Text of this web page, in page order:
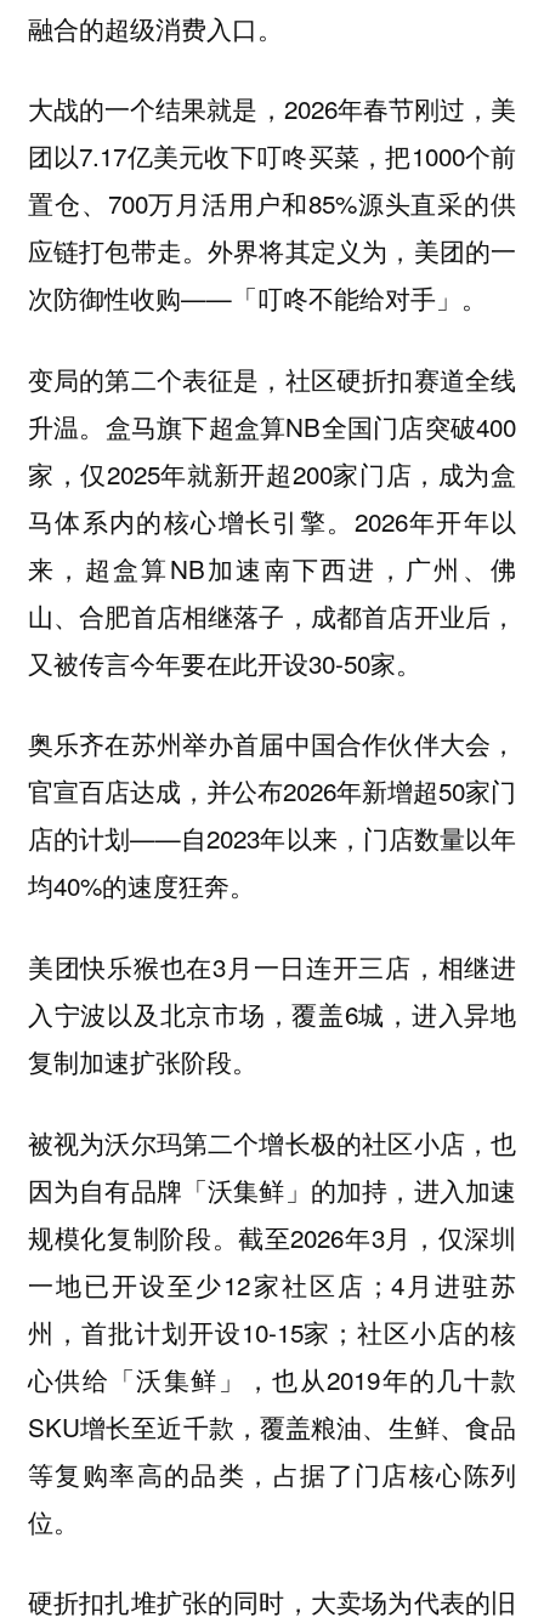
融合的超级消费入口。
大战的一个结果就是，2026年春节刚过，美
团以7.17亿美元收下叮咚买菜，把1000个前
置仓、700万月活用户和85%源头直采的供
应链打包带走。外界将其定义为，美团的一
次防御性收购——「叮咚不能给对手」。
变局的第二个表征是，社区硬折扣赛道全线
升温。盒马旗下超盒算NB全国门店突破400
家，仅2025年就新开超200家门店，成为盒
马体系内的核心增长引擎。2026年开年以
来，超盒算NB加速南下西进，广州、佛
山、合肥首店相继落子，成都首店开业后，
又被传言今年要在此开设30-50家。
奥乐齐在苏州举办首届中国合作伙伴大会，
官宣百店达成，并公布2026年新增超50家门
店的计划——自2023年以来，门店数量以年
均40%的速度狂奔。
美团快乐猴也在3月一日连开三店，相继进
入宁波以及北京市场，覆盖6城，进入异地
复制加速扩张阶段。
被视为沃尔玛第二个增长极的社区小店，也
因为自有品牌「沃集鲜」的加持，进入加速
规模化复制阶段。截至2026年3月，仅深圳
一地已开设至少12家社区店；4月进驻苏
州，首批计划开设10-15家；社区小店的核
心供给「沃集鲜」，也从2019年的几十款
SKU增长至近千款，覆盖粮油、生鲜、食品
等复购率高的品类，占据了门店核心陈列
位。
硬折扣扎堆扩张的同时，大卖场为代表的旧